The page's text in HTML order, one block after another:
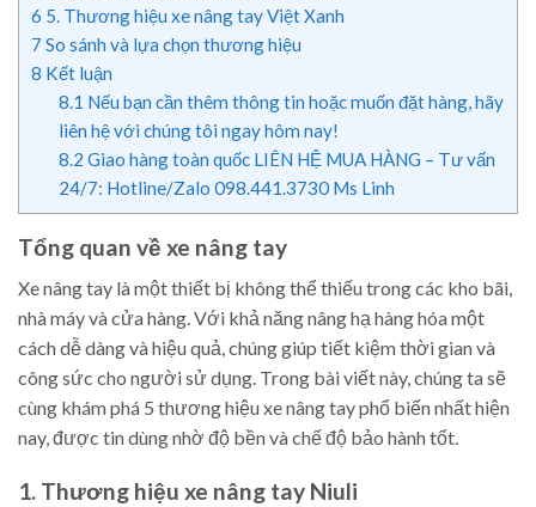
6 5. Thương hiệu xe nâng tay Việt Xanh
7 So sánh và lựa chọn thương hiệu
8 Kết luận
8.1 Nếu bạn cần thêm thông tin hoặc muốn đặt hàng, hãy
liên hệ với chúng tôi ngay hôm nay!
8.2 Giao hàng toàn quốc LIÊN HỆ MUA HÀNG – Tư vấn
24/7: Hotline/Zalo 098.441.3730 Ms Linh
Tổng quan về xe nâng tay
Xe nâng tay là một thiết bị không thể thiếu trong các kho bãi,
nhà máy và cửa hàng. Với khả năng nâng hạ hàng hóa một
cách dễ dàng và hiệu quả, chúng giúp tiết kiệm thời gian và
công sức cho người sử dụng. Trong bài viết này, chúng ta sẽ
cùng khám phá 5 thương hiệu xe nâng tay phổ biến nhất hiện
nay, được tin dùng nhờ độ bền và chế độ bảo hành tốt.
1. Thương hiệu xe nâng tay Niuli